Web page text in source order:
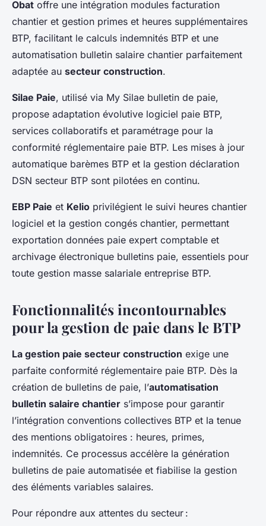
Obat offre une intégration modules facturation
chantier et gestion primes et heures supplémentaires
BTP, facilitant le calculs indemnités BTP et une
automatisation bulletin salaire chantier parfaitement
adaptée au secteur construction.
Silae Paie, utilisé via My Silae bulletin de paie,
propose adaptation évolutive logiciel paie BTP,
services collaboratifs et paramétrage pour la
conformité réglementaire paie BTP. Les mises à jour
automatique barèmes BTP et la gestion déclaration
DSN secteur BTP sont pilotées en continu.
EBP Paie et Kelio privilégient le suivi heures chantier
logiciel et la gestion congés chantier, permettant
exportation données paie expert comptable et
archivage électronique bulletins paie, essentiels pour
toute gestion masse salariale entreprise BTP.
Fonctionnalités incontournables
pour la gestion de paie dans le BTP
La gestion paie secteur construction exige une
parfaite conformité réglementaire paie BTP. Dès la
création de bulletins de paie, l’automatisation
bulletin salaire chantier s’impose pour garantir
l’intégration conventions collectives BTP et la tenue
des mentions obligatoires : heures, primes,
indemnités. Ce processus accélère la génération
bulletins de paie automatisée et fiabilise la gestion
des éléments variables salaires.
Pour répondre aux attentes du secteur :